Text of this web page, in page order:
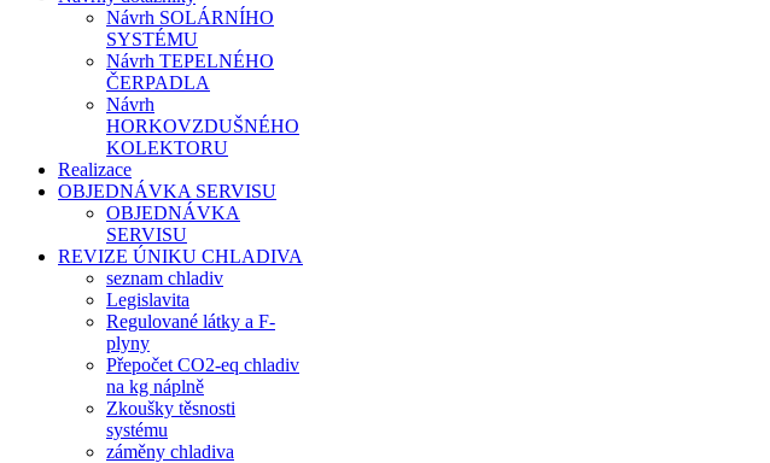
Návrh SOLÁRNÍHO
SYSTÉMU
Návrh TEPELNÉHO
ČERPADLA
Návrh
HORKOVZDUŠNÉHO
KOLEKTORU
Realizace
OBJEDNÁVKA SERVISU
OBJEDNÁVKA
SERVISU
REVIZE ÚNIKU CHLADIVA
seznam chladiv
Legislavita
Regulované látky a F-
plyny
Přepočet CO2-eq chladiv
na kg náplně
Zkoušky těsnosti
systému
záměny chladiva